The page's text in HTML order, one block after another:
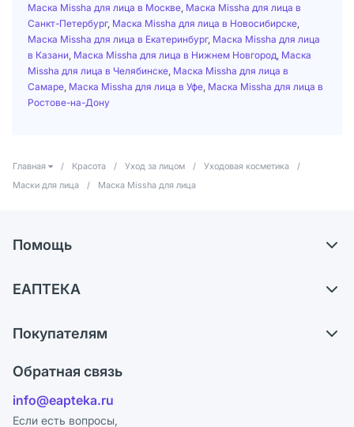
Маска Missha для лица в Москве Маска Missha для лица в
Санкт-Петербург, Маска Missha для лица в Новосибирске
Маска Missha для лица в Екатеринбург, Маска Missha для лица
в Казани Маска Missha для лица в Нижнем Новгород Маска
Missha для лица в Челябинске Маска Missha для лица в
Самаре Маска Missha для лица в Уфе Маска Missha для лица в
Ростове-на-Дону
Главная / Красота / Уход за лицом / Уходовая косметика
/
Маски для лица
/ Маска Missha для лица
Помощь
Самовывоз из аптек
Ответы на вопросы
Блог
ЕАПТЕКА
Карьера
Поставщики
Лицензия
Реклама на сайте
Покупателям
Программа СберСпасибо
Обратная связь
info@eapteka.ru
Если есть вопросы,